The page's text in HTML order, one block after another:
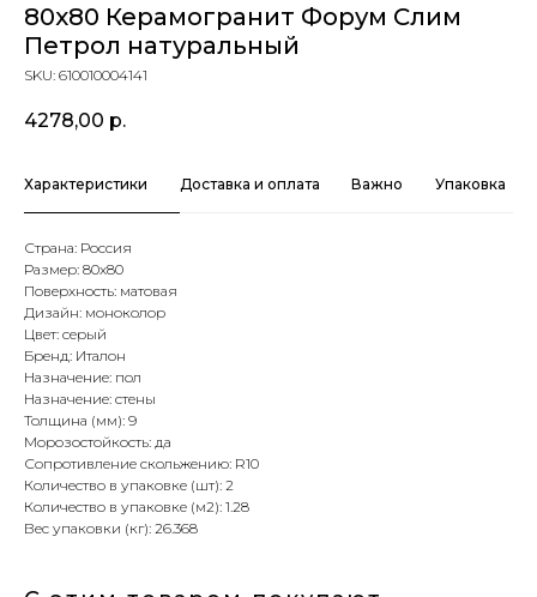
80x80 Керамогранит Форум Слим
Петрол натуральный
SKU: 610010004141
4278,00 р.
Характеристики Доставка и оплата Важно Упаковка
Страна: Россия
Размер: 80х80
Поверхность: матовая
Дизайн: моноколор
Цвет: серый
Бренд: Италон
Назначение: пол
Назначение: стены
Толщина (мм): 9
Морозостойкость: да
Сопротивление скольжению: R10
Количество в упаковке (шт): 2
Количество в упаковке (м2): 1.28
Вес упаковки (кг): 26.368